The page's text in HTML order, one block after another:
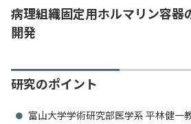
受験生の方 地域・一般の方
卒業生の方
大学紹介
学部・大学院・
病理組織固定用ホルマリン容器
開発
研究のポイント
富山大学学術研究部医学系 平林健一